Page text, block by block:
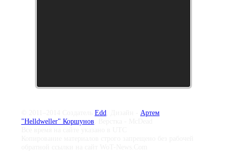
Edd, Дизайн - Артем
"Helldweller" Коршунов